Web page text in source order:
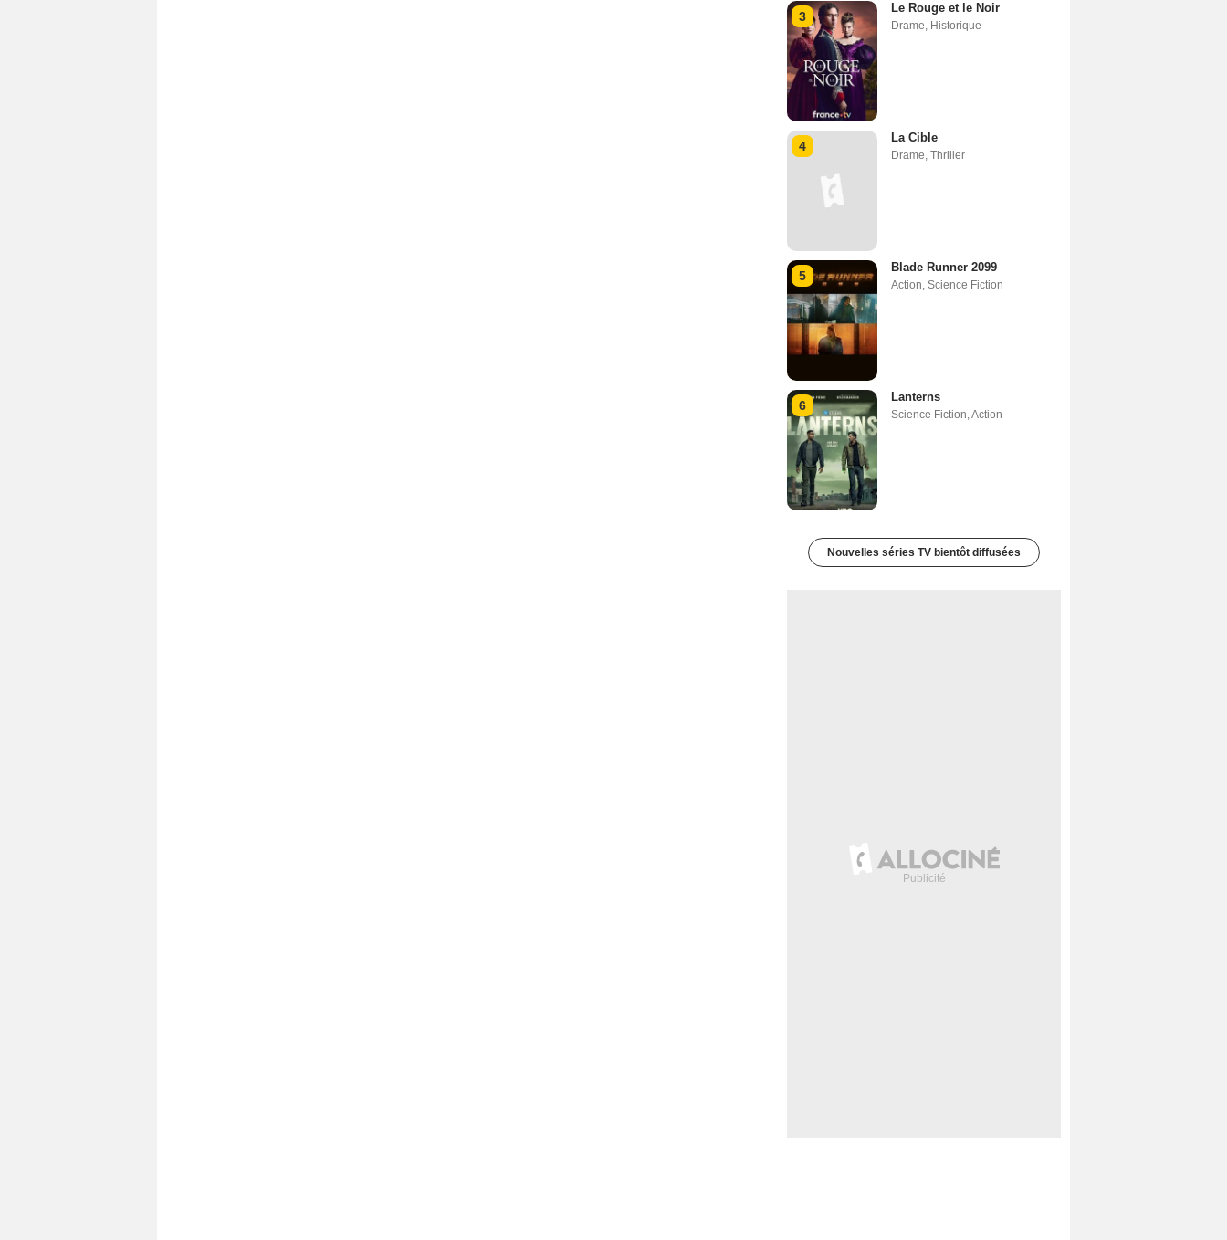
3
Le Rouge et le Noir
Drame, Historique
4
La Cible
Drame, Thriller
5
Blade Runner 2099
Action, Science Fiction
6
Lanterns
Science Fiction,Action
Nouvelles séries TV bientôt diffusées